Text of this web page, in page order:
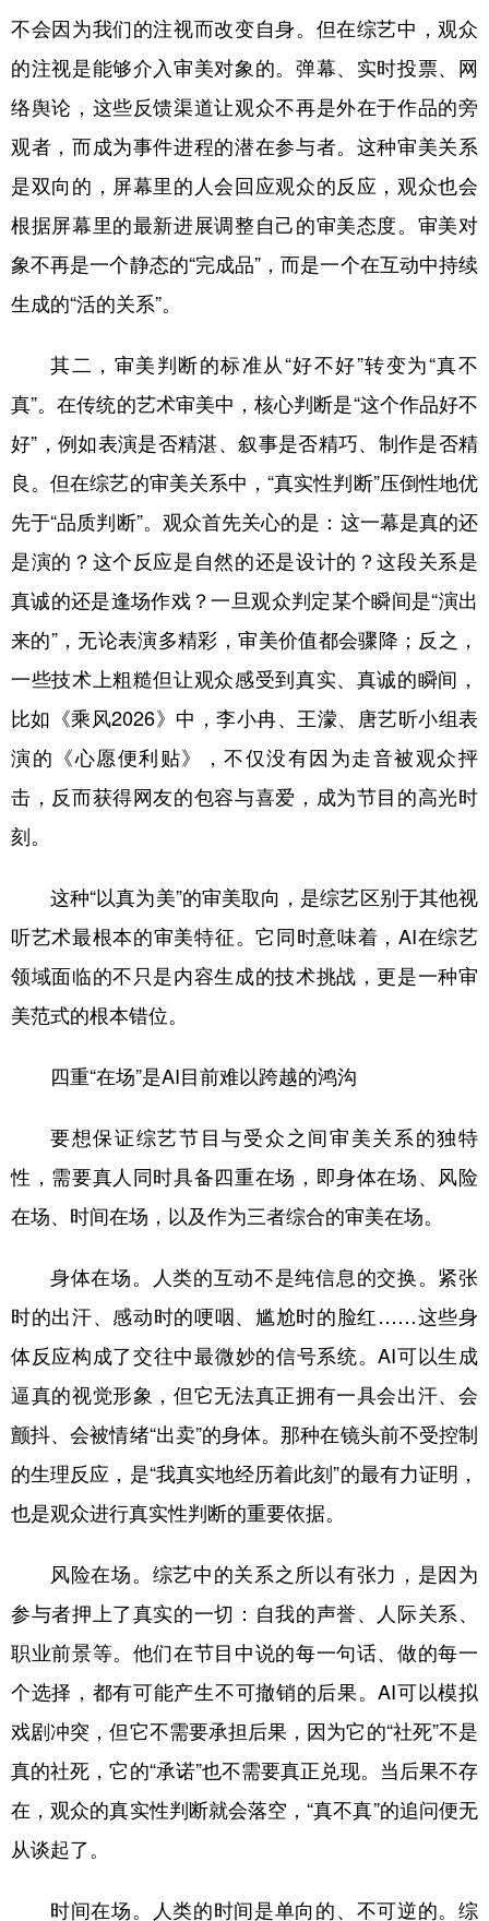
不会因为我们的注视而改变自身。但在综艺中，观众
的注视是能够介入审美对象的。弹幕、实时投票、网
络舆论，这些反馈渠道让观众不再是外在于作品的旁
观者，而成为事件进程的潜在参与者。这种审美关系
是双向的，屏幕里的人会回应观众的反应，观众也会
根据屏幕里的最新进展调整自己的审美态度。审美对
象不再是一个静态的“完成品”，而是一个在互动中持续
生成的“活的关系”。
其二，审美判断的标准从“好不好”转变为“真不
真”。在传统的艺术审美中，核心判断是“这个作品好不
好”，例如表演是否精湛、叙事是否精巧、制作是否精
良。但在综艺的审美关系中，“真实性判断”压倒性地优
先于“品质判断”。观众首先关心的是：这一幕是真的还
是演的？这个反应是自然的还是设计的？这段关系是
真诚的还是逢场作戏？一旦观众判定某个瞬间是“演出
来的”，无论表演多精彩，审美价值都会骤降；反之，
一些技术上粗糙但让观众感受到真实、真诚的瞬间，
比如《乘风2026》中，李小冉、王濛、唐艺昕小组表
演的《心愿便利贴》，不仅没有因为走音被观众抨
击，反而获得网友的包容与喜爱，成为节目的高光时
刻。
这种“以真为美”的审美取向，是综艺区别于其他视
听艺术最根本的审美特征。它同时意味着，AI在综艺
领域面临的不只是内容生成的技术挑战，更是一种审
美范式的根本错位。
四重“在场”是AI目前难以跨越的鸿沟
要想保证综艺节目与受众之间审美关系的独特
性，需要真人同时具备四重在场，即身体在场、风险
在场、时间在场，以及作为三者综合的审美在场。
身体在场。人类的互动不是纯信息的交换。紧张
时的出汗、感动时的哽咽、尴尬时的脸红……这些身
体反应构成了交往中最微妙的信号系统。AI可以生成
逼真的视觉形象，但它无法真正拥有一具会出汗、会
颤抖、会被情绪“出卖”的身体。那种在镜头前不受控制
的生理反应，是“我真实地经历着此刻”的最有力证明，
也是观众进行真实性判断的重要依据。
风险在场。综艺中的关系之所以有张力，是因为
参与者押上了真实的一切：自我的声誉、人际关系、
职业前景等。他们在节目中说的每一句话、做的每一
个选择，都有可能产生不可撤销的后果。AI可以模拟
戏剧冲突，但它不需要承担后果，因为它的“社死”不是
真的社死，它的“承诺”也不需要真正兑现。当后果不存
在，观众的真实性判断就会落空，“真不真”的追问便无
从谈起了。
时间在场。人类的时间是单向的、不可逆的。综